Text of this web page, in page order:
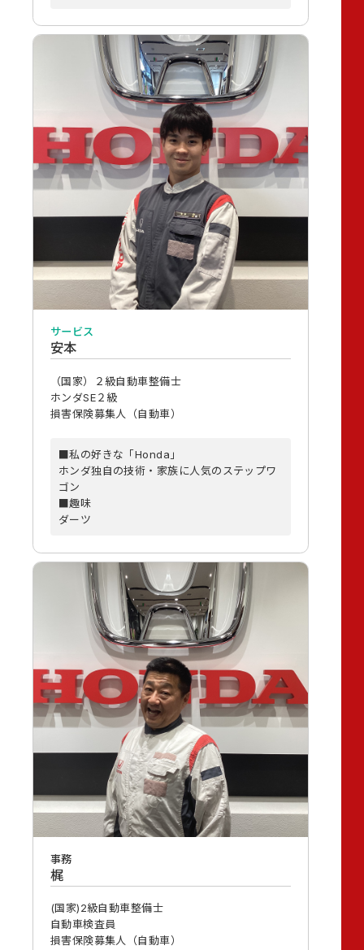
サービス
安本
（国家）２級自動車整備士
ホンダSE２級
損害保険募集人（自動車）
■私の好きな「Honda」
ホンダ独自の技術・家族に人気のステップワ
ゴン
■趣味
ダーツ
事務
梶
(国家)2級自動車整備士
自動車検査員
損害保険募集人（自動車）